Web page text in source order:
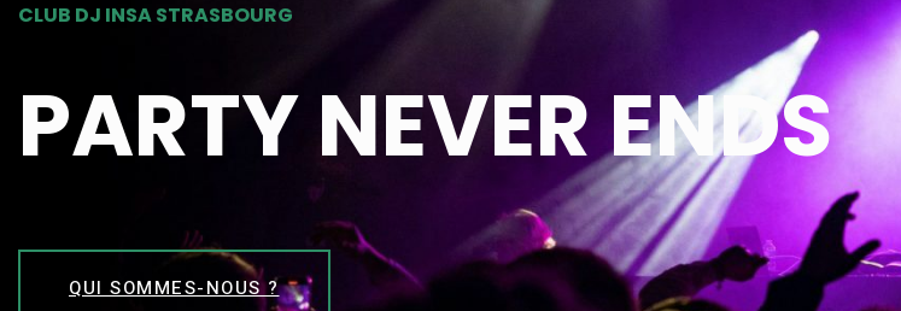
CLUB DJ INSA STRASBOURG
PARTY NEVER ENDS
QUI SOMMES-NOUS ?